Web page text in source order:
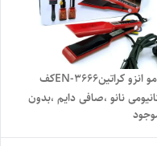
اتومو انزو کراتین3666-ENکف
نانو ،صافی دایم ،بدون